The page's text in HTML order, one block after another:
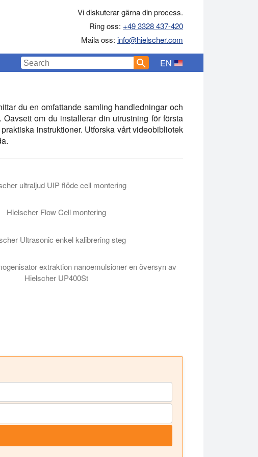
Vi diskuterar gärna din process.
Ring oss: +49 3328 437-420
Maila oss: info@hielscher.com
EN
du en omfattande samling handledningar och
om du installerar din utrustning för första
instruktioner. Utforska vårt videobibliotek
ultraljud UIP flöde cell montering
Hielscher Flow Cell montering
Ultrasonic enkel kalibrering steg
extraktion nanoemulsioner en översyn av
Hielscher UP400St